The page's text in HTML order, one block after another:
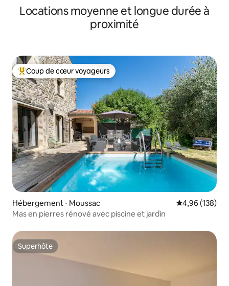
Locations moyenne et longue durée à
proximité
Coups de cœur voyageurs les plus appréciés
Coup de cœur voyageurs
Hébergement ⋅ Moussac Évaluation
4,96 (138)
Mas en pierres rénové avec piscine et jardin
Superhôte
Superhôte